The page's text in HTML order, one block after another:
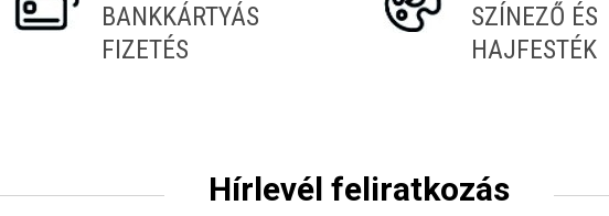
BANKKÁRTYÁS
FIZETÉS
SZÍNEZŐ ÉS
HAJFESTÉK
Hírlevél feliratkozás